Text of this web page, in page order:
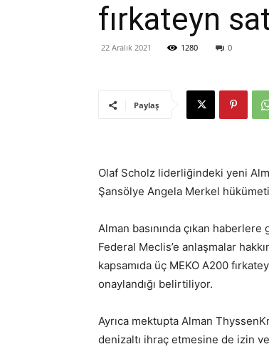
fırkateyn
22 Aralık 2021 1280 0
Paylaş
Olaf Scholz liderliğindeki yeni
Şansölye Angela Merkel
Alman basınında çıkan haberlere
Federal Meclis’e anlaşmalar
kapsamıda üç MEKO A200
onaylandığı belirtiliyor.
Ayrıca mektupta Alman
denizaltı ihraç etmesine de izin